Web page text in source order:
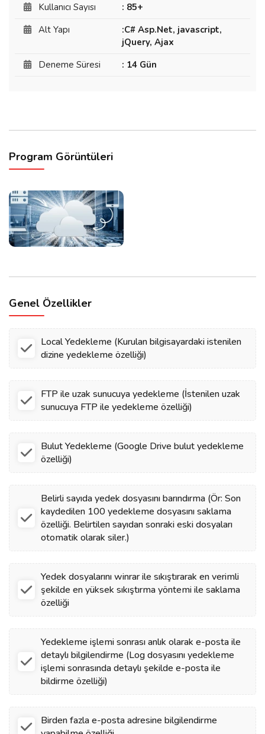
Kullanıcı Sayısı
: 85+
Alt Yapı
:C# Asp.Net, javascript,
jQuery, Ajax
Deneme Süresi
: 14 Gün
Program Görüntüleri
Genel Özellikler
Local Yedekleme (Kurulan bilgisayardaki istenilen
dizine yedekleme özelliği)
FTP ile uzak sunucuya yedekleme (İstenilen uzak
sunucuya FTP ile yedekleme özelliği)
Bulut Yedekleme (Google Drive bulut yedekleme
özelliği)
Belirli sayıda yedek dosyasını barındırma (Ör: Son
kaydedilen 100 yedekleme dosyasını saklama
özelliği. Belirtilen sayıdan sonraki eski dosyaları
otomatik olarak siler.)
Yedek dosyalarını winrar ile sıkıştırarak en verimli
şekilde en yüksek sıkıştırma yöntemi ile saklama
özelliği
Yedekleme işlemi sonrası anlık olarak e-posta ile
detaylı bilgilendirme (Log dosyasını yedekleme
işlemi sonrasında detaylı şekilde e-posta ile
bildirme özelliği)
Birden fazla e-posta adresine bilgilendirme